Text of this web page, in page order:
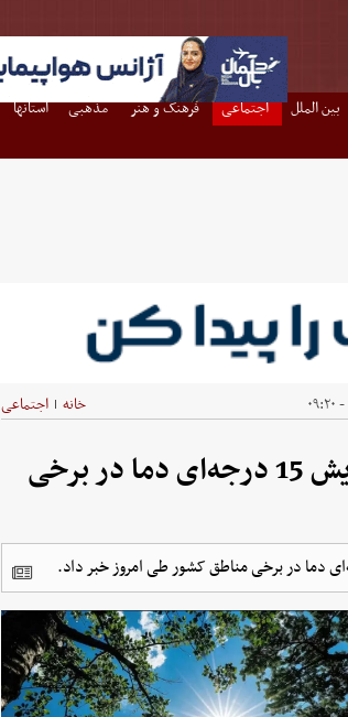
بین الملل اجتماعی فرهنگ و هنر مذهبی استانها
خانه | اجتماعی
هواشناسی ایران 8 خرداد 1405/ افزایش 15 درجه‌ای دما در برخی